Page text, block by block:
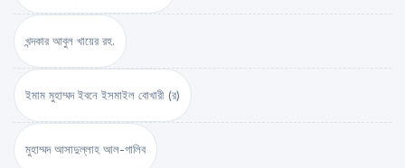
খন্দকার আবুল খায়ের রহ.
ইমাম মুহাম্মদ ইবনে ইসমাইল বোখারী (র)
মুহাম্মদ আসাদুল্লাহ আল-গালিব